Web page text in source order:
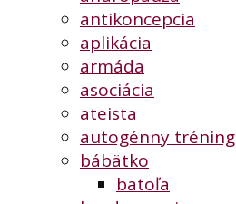
antikoncepcia
aplikácia
armáda
asociácia
ateista
autogénny tréning
bábätko
batoľa